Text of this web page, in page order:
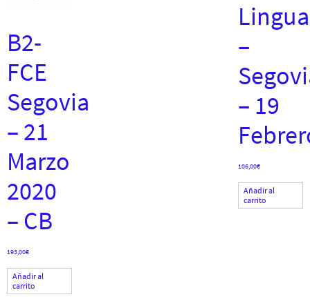
B2-
FCE
Segovia
– 21
Marzo
2020
– CB
193,00€
Añadir al
carrito
–
– 19
106,00€
Añadir al
carrito